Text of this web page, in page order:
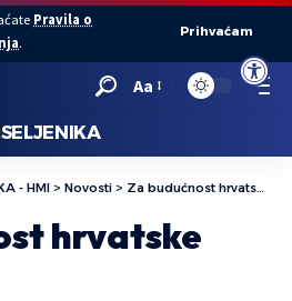
Open
Pravila o
.
Prihvaćam
Aa
- HMI > Novosti > Za budućnost hrvatske Narde
hrvatske